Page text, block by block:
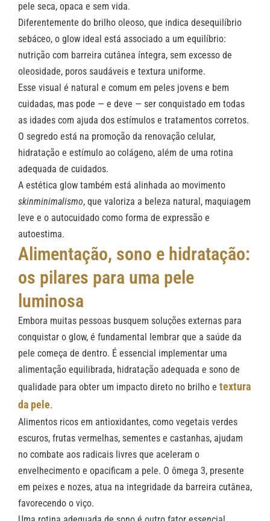
pele seca, opaca e sem vida.
Diferentemente do brilho oleoso, que indica desequilíbrio
sebáceo, o glow ideal está associado a um equilíbrio:
nutrição com barreira cutânea íntegra, sem excesso de
oleosidade, poros saudáveis e textura uniforme.
Esse visual é natural e comum em peles jovens e bem
cuidadas, mas pode — e deve — ser conquistado em todas
as idades com ajuda dos estímulos e tratamentos corretos.
O segredo está na promoção da renovação celular,
hidratação e estímulo ao colágeno, além de uma rotina
adequada de cuidados.
A estética glow também está alinhada ao movimento
skinminimalismo, que valoriza a beleza natural, maquiagem
leve e o autocuidado como forma de expressão e
autoestima.
Alimentação, sono e hidratação:
os pilares para uma pele
luminosa
Embora muitas pessoas busquem soluções externas para
conquistar o glow, é fundamental lembrar que a saúde da
pele começa de dentro. É essencial implementar uma
alimentação equilibrada, hidratação adequada e sono de
qualidade para obter um impacto direto no brilho e textura
da pele.
Alimentos ricos em antioxidantes, como vegetais verdes
escuros, frutas vermelhas, sementes e castanhas, ajudam
no combate aos radicais livres que aceleram o
envelhecimento e opacificam a pele. O ômega 3, presente
em peixes e nozes, atua na integridade da barreira cutânea,
favorecendo o viço.